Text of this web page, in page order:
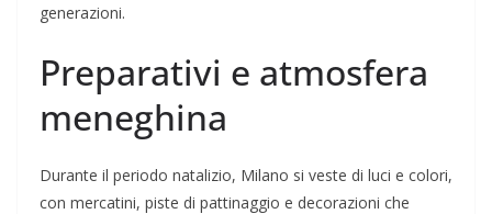
generazioni.
Preparativi e atmosfera
meneghina
Durante il periodo natalizio, Milano si veste di luci e colori,
con mercatini, piste di pattinaggio e decorazioni che